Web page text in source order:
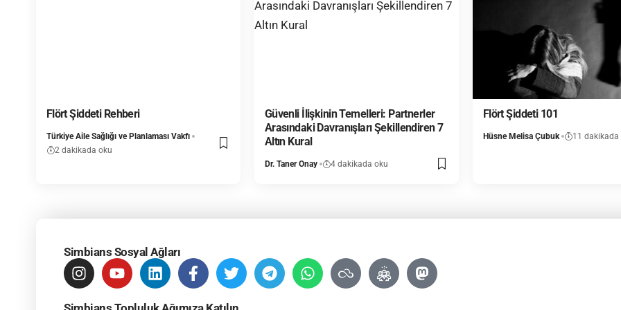
Flört Şiddeti Rehberi
Türkiye Aile Sağlığı ve Planlaması Vakfı
2 dakikada oku
Güvenli İlişkinin Temelleri: Partnerler
Arasındaki Davranışları Şekillendiren 7
Altın Kural
Dr. Taner Onay 4 dakikada oku
Flört Şiddeti 101
Hüsne Melisa Çubuk 11 dakikada
Simbians Sosyal Ağları